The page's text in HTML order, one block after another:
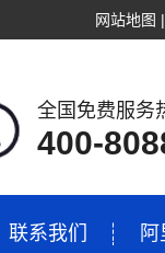
网站地图 |
全国免费服务
400-
联系我们